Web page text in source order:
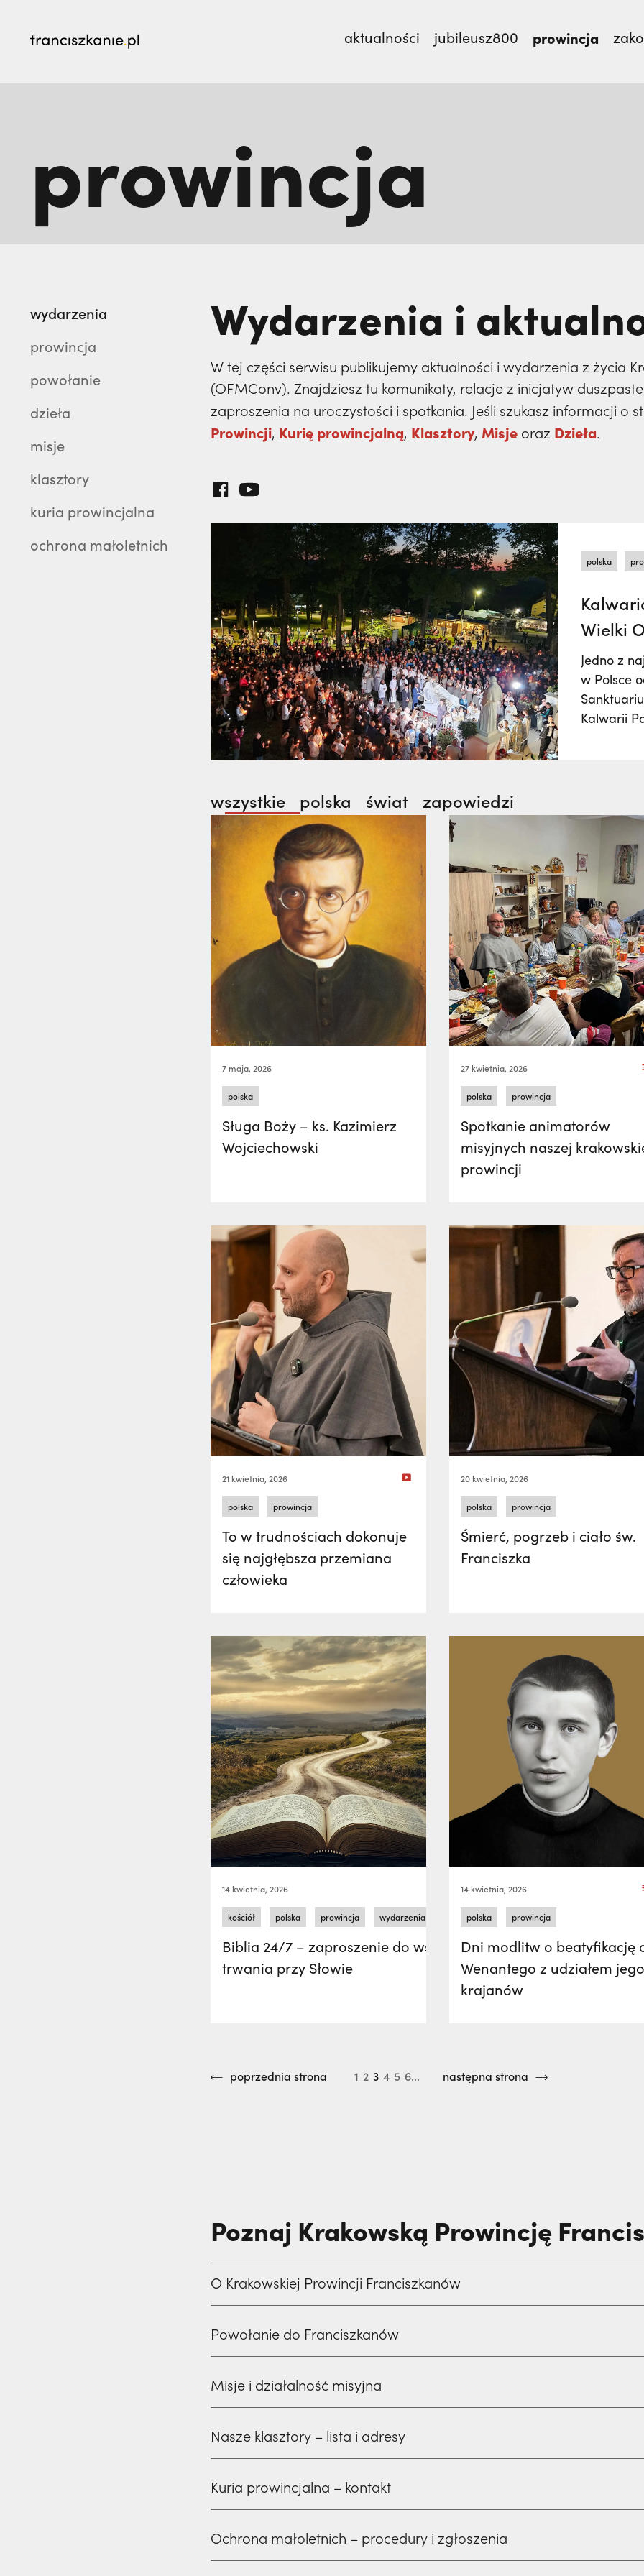
aktualności jubileusz800 prowincja
„Nie jedź na misje, dopóki matka żyje!” | JESTEM
prowincja
wydarzenia
prowincja
powołanie
dzieła
misje
klasztory
kuria prowincjalna
ochrona małoletnich
Wydarzenia i
W tej części serwisu publikujemy aktualności i wydarzenia z życia
(OFMConv). Znajdziesz tu komunikaty, relacje z inicjatyw
zaproszenia na uroczystości i spotkania. Jeśli szukasz informacji o
Prowincji, Kurię prowincjalną, Klasztory, Misje oraz Dzieła.
polska
Wielki
Jedno z
w Polsce
Kalwarii
wszystkie polska świat zapowiedzi
7 maja, 2026
polska
Sługa Boży – ks. Kazimierz
Wojciechowski
27 kwietnia, 2026
polska prowincja
Spotkanie animatorów
misyjnych naszej
prowincji
21 kwietnia, 2026
polska prowincja
To w trudnościach dokonuje
się najgłębsza przemiana
człowieka
20 kwietnia, 2026
polska prowincja
Śmierć, pogrzeb i ciało św.
Franciszka
14 kwietnia, 2026
kościół polska prowincja wydarzenia zaproszenia
Biblia 24/7 – zaproszenie do wspólnego
trwania przy Słowie
14 kwietnia, 2026
polska prowincja
Dni modlitw o beatyfikację
Wenantego z udziałem
krajanów
poprzednia strona 1 2 3 4 5 6... następna strona
Poznaj Krakowską Prowincję
O Krakowskiej Prowincji Franciszkanów
Powołanie do Franciszkanów
Misje i działalność misyjna
Nasze klasztory – lista i adresy
Kuria prowincjalna – kontakt
Ochrona małoletnich – procedury i zgłoszenia